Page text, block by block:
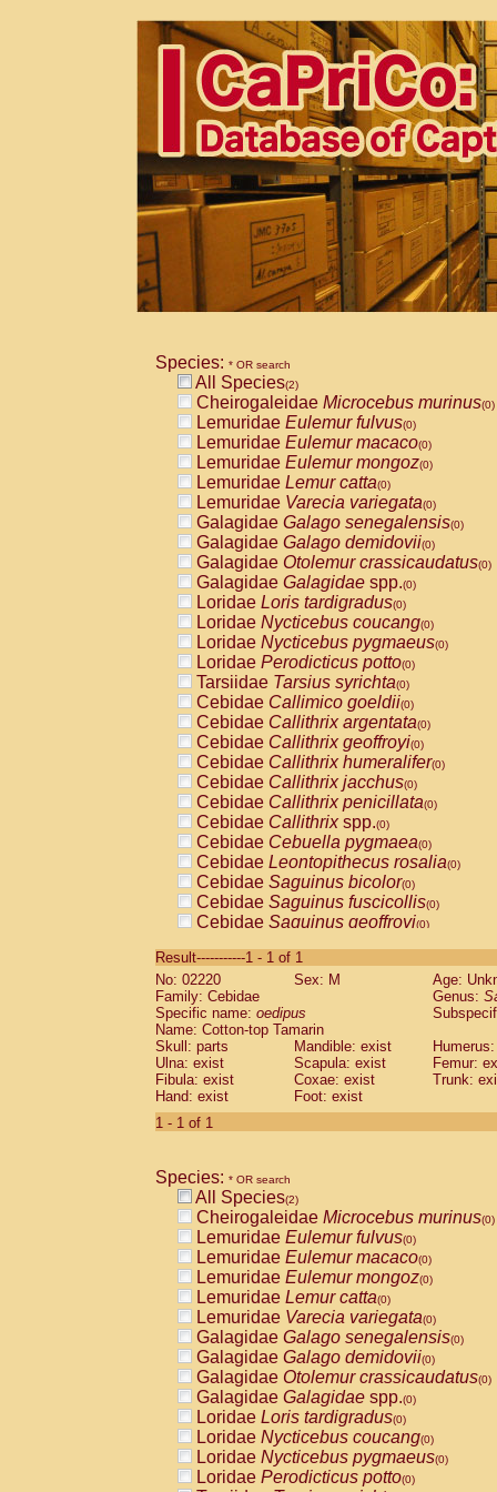
Species: * OR search
All Species(2)
Cheirogaleidae Microcebus murinus(0)
Lemuridae Eulemur fulvus(0)
Lemuridae Eulemur macaco(0)
Lemuridae Eulemur mongoz(0)
Lemuridae Lemur catta(0)
Lemuridae Varecia variegata(0)
Galagidae Galago senegalensis(0)
Galagidae Galago demidovii(0)
Galagidae Otolemur crassicaudatus(0)
Galagidae Galagidae spp.(0)
Loridae Loris tardigradus(0)
Loridae Nycticebus coucang(0)
Loridae Nycticebus pygmaeus(0)
Loridae Perodicticus potto(0)
Tarsiidae Tarsius syrichta(0)
Cebidae Callimico goeldii(0)
Cebidae Callithrix argentata(0)
Cebidae Callithrix geoffroyi(0)
Cebidae Callithrix humeralifer(0)
Cebidae Callithrix jacchus(0)
Cebidae Callithrix penicillata(0)
Cebidae Callithrixspp.(0)
Cebidae Cebuella pygmaea(0)
Cebidae Leontopithecus rosalia(0)
Cebidae Saguinus bicolor(0)
Cebidae Saguinus fuscicollis(0)
Cebidae Saguinus geoffroyi(0)
CebidaeSaguinus labiatus(0)
Cebidae Saguinus leucopus (0)
Cebidae
CebidaeSaguinus mystax
Cebidae Saguinus nigricollis (1)
Cebidae Saguinus oedipus
Cebidae Saguinus weddelli
Cebidae Saguinusspp.
Cebidae
CebidaeCebus capucinus
CebidaeCebus nigrivittatus
CebidaeCebus spp.(0)
CebidaeSaimiri boliviensis(0)
CebidaeSaimiri sciureus(0)
AtelidaeAlouatta caraya(0)
AtelidaeAlouatta fusca(0)
AtelidaeAlouatta seniculus(0)
AtelidaeAlouattaspp.(0)
AtelidaeAteles belzebuth(0)
AtelidaeAteles geoffroyi(0)
AtelidaeAteles paniscus(0)
AtelidaeAtelesspp.(0)
AtelidaeLagothrix lagothricha(0)
AtelidaeLagothrix lagothricha cana
PitheciidaeCacajao calvus
Result-----------1 - 1 of 1
No: 02220
Sex: M
Age:
Family: Cebidae
Genus:
Specific name: oedipus
Name: Cotton-top Tamarin
Skull: parts
Mandible: exist
Ulna: exist
Scapula: exist
Femur:
Fibula: exist
Coxae: exist
Trunk:
Hand: exist
Foot: exist
1 - 1 of 1
Species: * OR search
All Species(2)
Cheirogaleidae Microcebus murinus(0)
Lemuridae Eulemur fulvus(0)
Lemuridae Eulemur macaco(0)
Lemuridae Eulemur mongoz(0)
Lemuridae Lemur catta(0)
Lemuridae Varecia variegata(0)
Galagidae Galago senegalensis(0)
Galagidae Galago demidovii(0)
Galagidae Otolemur crassicaudatus(0)
Galagidae Galagidae spp.(0)
Loridae Loris tardigradus(0)
Loridae Nycticebus coucang(0)
Loridae Nycticebus pygmaeus(0)
Loridae Perodicticus potto(0)